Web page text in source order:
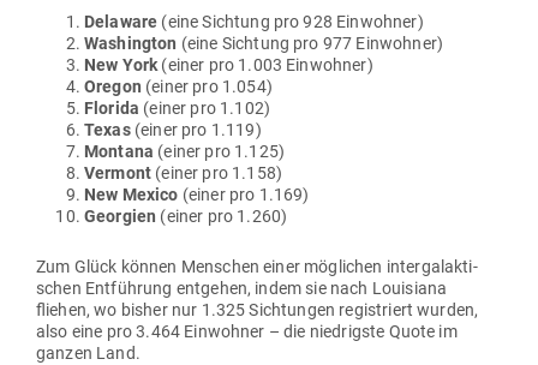
Delaware (eine Sichtung pro 928 Einwohner)
Washington (eine Sichtung pro 977 Einwohner)
New York(einer pro 1.003 Einwohner)
Oregon (einer pro 1.054)
Florida (einer pro 1.102)
Texas(einer pro 1.119)
Montana (einer pro 1.125)
Vermont (einer pro 1.158)
New Mexico (einer pro 1.169)
Georgien (einer pro 1.260)
Zum Glück können Men­schen einer mög­lichen inter­ga­lak­ti­
schen Ent­führung ent­gehen, indem sie nach Loui­siana
fliehen, wo bisher nur 1.325 Sich­tungen regis­triert wurden,
also eine pro 3.464 Ein­wohner – die nied­rigste Quote im
ganzen Land.